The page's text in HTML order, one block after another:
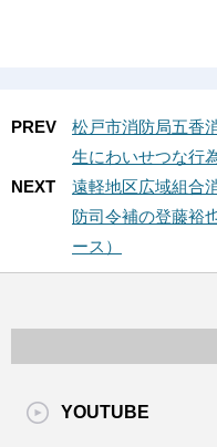
PREV
松戸市消防局五香
生にわいせつな行
NEXT
遠軽地区広域組合
防司令補の登藤裕
ース）
YOUTUBE